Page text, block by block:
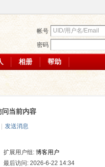
帐号
密码
相册 帮助
问当前内容
发送消息
扩展用户组: 博客用户
最后访问: 2026-6-22 14:34